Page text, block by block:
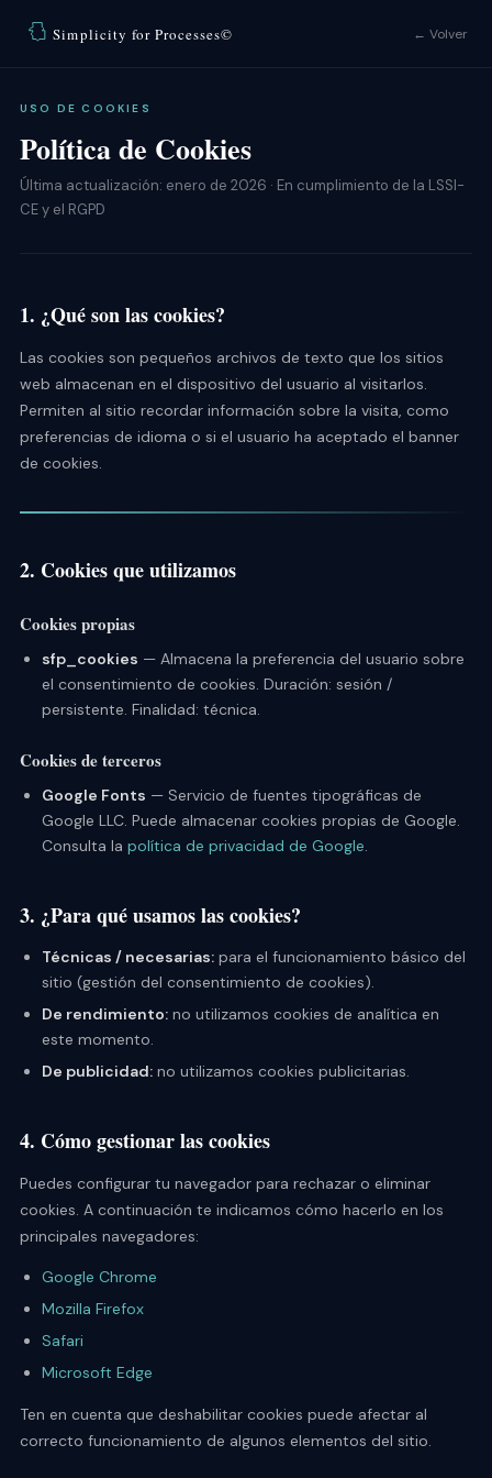
Simplicity for Processes© ← Volver
USO DE COOKIES
Política de Cookies
Última actualización: enero de 2026 · En cumplimiento de la LSSI-
CE y el RGPD
1. ¿Qué son las cookies?
Las cookies son pequeños archivos de texto que los sitios
web almacenan en el dispositivo del usuario al visitarlos.
Permiten al sitio recordar información sobre la visita, como
preferencias de idioma o si el usuario ha aceptado el banner
de cookies.
2. Cookies que utilizamos
Cookies propias
sfp_cookies — Almacena la preferencia del usuario sobre
el consentimiento de cookies. Duración: sesión /
persistente. Finalidad: técnica.
Cookies de terceros
Google Fonts — Servicio de fuentes tipográficas de
Google LLC. Puede almacenar cookies propias de Google.
Consulta la política de privacidad de Google.
3. ¿Para qué usamos las cookies?
Técnicas / necesarias: para el funcionamiento básico del
sitio (gestión del consentimiento de cookies).
De rendimiento: no utilizamos cookies de analítica en
este momento.
De publicidad: no utilizamos cookies publicitarias.
4. Cómo gestionar las cookies
Puedes configurar tu navegador para rechazar o eliminar
cookies. A continuación te indicamos cómo hacerlo en los
principales navegadores:
Google Chrome
Mozilla Firefox
Safari
Microsoft Edge
Ten en cuenta que deshabilitar cookies puede afectar al
correcto funcionamiento de algunos elementos del sitio.